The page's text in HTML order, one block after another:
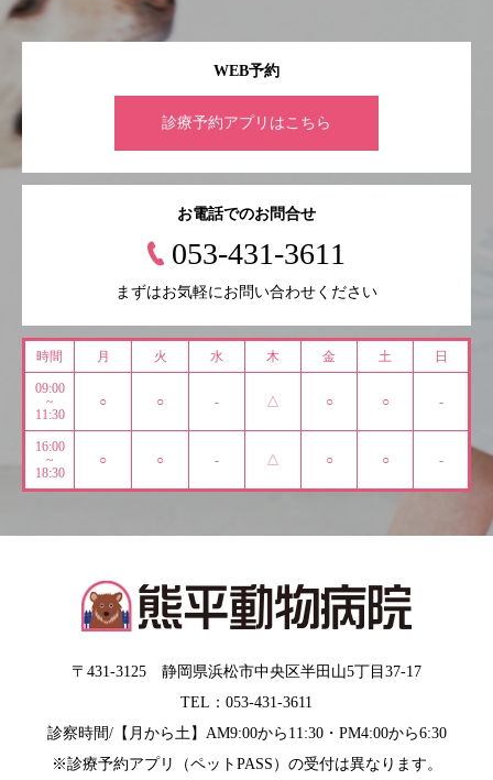
WEB予約
診療予約アプリはこちら
お電話でのお問合せ
053-431-3611
まずはお気軽にお問い合わせください
時間 月 火 水 木 金 土 日
09:00
~
11:30
○ ○ - △ ○ ○ -
16:00
~
18:30
○ ○ - △ ○ ○ -
〒431-3125 静岡県浜松市中央区半田山5丁目37-17
TEL：053-431-3611
診察時間/【月から土】AM9:00から11:30・PM4:00から6:30
※診療予約アプリ（ペットPASS）の受付は異なります。